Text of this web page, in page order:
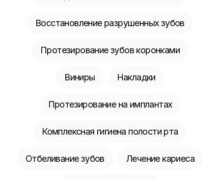
Восстановление разрушенных зубов
Протезирование зубов коронками
Виниры Накладки
Протезирование на имплантах
Комплексная гигиена полости рта
Отбеливание зубов Лечение кариеса